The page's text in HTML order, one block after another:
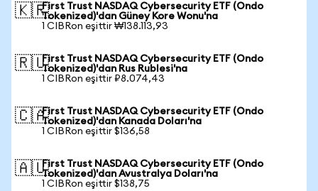
🇰🇷First Trust NASDAQ Cybersecurity ETF (Ondo
Tokenized)'dan Güney Kore Wonu'na
1 CIBRon eşittir ₩138.113,93
🇷🇺First Trust NASDAQ Cybersecurity ETF (Ondo
Tokenized)'dan Rus Rublesi'na
1 CIBRon eşittir ₽8.074,43
🇨🇦First Trust NASDAQ Cybersecurity ETF (Ondo
Tokenized)'dan Kanada Doları'na
1 CIBRon eşittir $136,58
🇦🇺First Trust NASDAQ Cybersecurity ETF (Ondo
Tokenized)'dan Avustralya Doları'na
1 CIBRon eşittir $138,75